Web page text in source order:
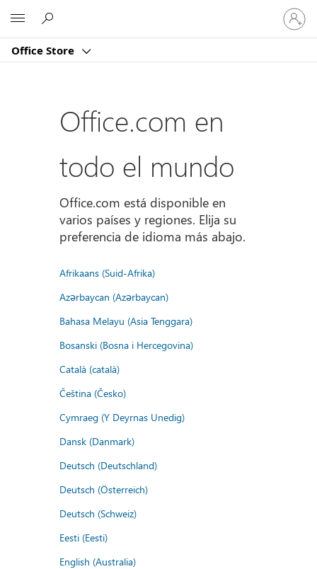
Office Store
Iniciar
sesión
en
cuenta
Office.com en
todo el mundo
Office.com está disponible en
varios países y regiones. Elija su
preferencia de idioma más abajo.
Afrikaans (Suid-Afrika)
Azərbaycan (Azərbaycan)
Bahasa Melayu (Asia Tenggara)
Bosanski (Bosna i Hercegovina)
Català (català)
Čeština (Česko)
Cymraeg (Y Deyrnas Unedig)
Dansk (Danmark)
Deutsch (Deutschland)
Deutsch (Österreich)
Deutsch (Schweiz)
Eesti (Eesti)
English (Australia)